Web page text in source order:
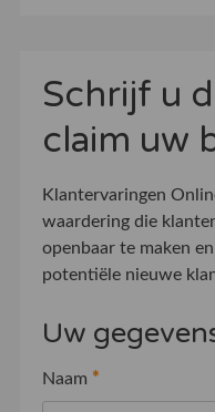
Schrijf u
claim uw
Klantervaringen
waardering die
openbaar te maken
potentiële nieuwe
Uw
Naam *